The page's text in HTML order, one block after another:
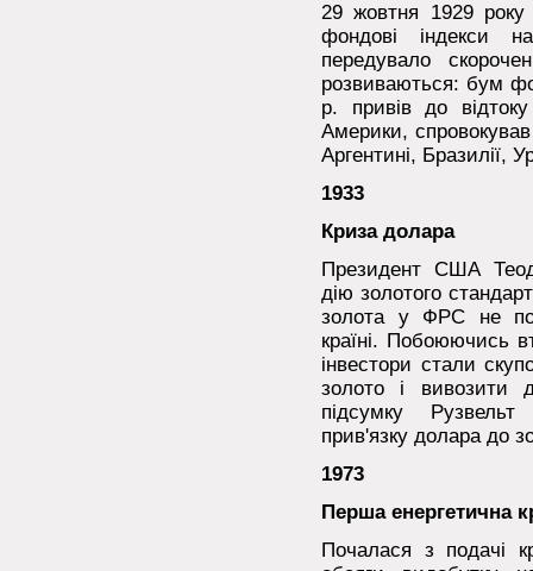
29 жовтня 1929
фондові індекси
передувало
розвиваються: бум
р. привів до
Америки,
Аргентині, Бразилії,
1933
Криза долара
Президент США
дію золотого
золота у ФРС не
країні. Побоюючись
інвестори стали
золото і вивозити
підсумку
прив'язку долара до
1973
Перша енергетична
Почалася з подачі